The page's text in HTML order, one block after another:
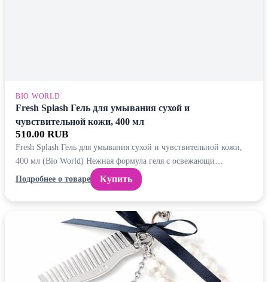
BIO WORLD
Fresh Splash Гель для умывания сухой и
чувствительной кожи, 400 мл
510.00 RUB
Fresh Splash Гель для умывания сухой и чувствительной кожи,
400 мл (Bio World) Нежная формула геля с освежающи…
Подробнее о товаре
Купить